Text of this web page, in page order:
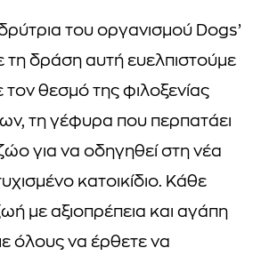
του οργανισμού Dogs’
τη δράση αυτή ευελπιστούμε
τον θεσμό της φιλοξενίας
τη γέφυρα που περπατάει
για να οδηγηθεί στη νέα
κατοικίδιο. Κάθε
με αξιοπρέπεια και αγάπη
όλους να έρθετε να